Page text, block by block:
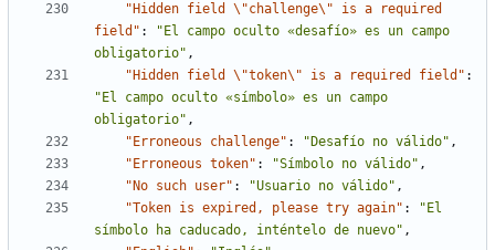
"Hidden field \"challenge\" is a required
field" :
"El campo oculto «desafío» es un campo
obligatorio" ,
"Hidden field \"token\" is a required field" :
"El campo oculto «símbolo» es un campo
obligatorio" ,
"Erroneous challenge" : "Desafío no válido" ,
"Erroneous token" : "Símbolo no válido" ,
"No such user" : "Usuario no válido" ,
"Token is expired, please try again" :
"El
símbolo ha caducado, inténtelo de nuevo" ,